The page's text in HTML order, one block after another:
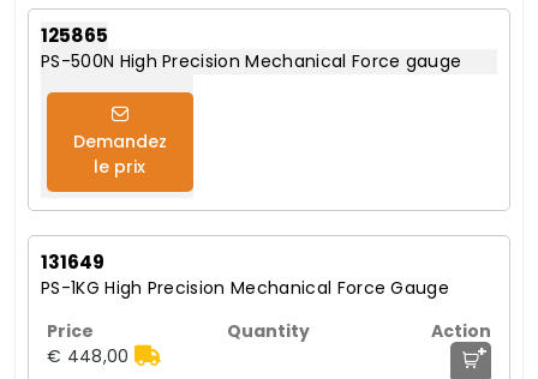
125865
PS-500N High Precision Mechanical Force gauge
Demandez
le prix
131649
PS-1KG High Precision Mechanical Force Gauge
€ 448,00 +